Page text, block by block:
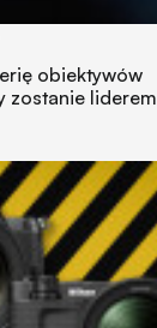
obiektywów
zostanie liderem